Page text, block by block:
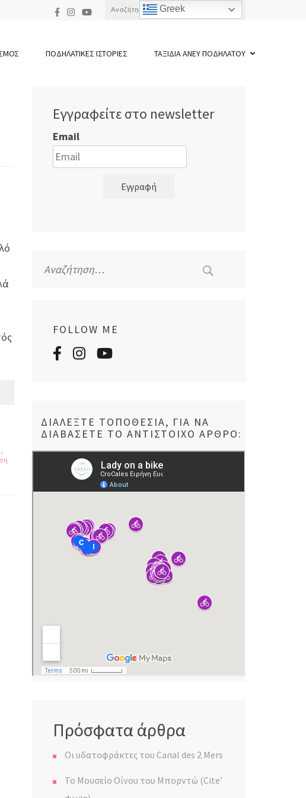
Αναζήτηση
ΠΟΔΗΛΑΤΙΚΕΣ ΙΣΤΟΡΙΕΣ ΤΑΞΙΔΙΑ ΑΝΕΥ ΠΟΔΗΛΑΤΟΥ
,
Εγγραφείτε στο newsletter
Email
Εγγραφή
για:
FOLLOW ME
ΔΙΑΛΈΞΤΕ ΤΟΠΟΘΕΣΊΑ, ΓΙΑ ΝΑ
ΔΙΑΒΆΣΕΤΕ ΤΟ ΑΝΤΊΣΤΟΙΧΟ ΆΡΘΡΟ:
Πρόσφατα άρθρα
Οι υδατοφράκτες του Canal des 2 Mers
Το Μουσείο Οίνου του Μπορντώ (Cite’
Greek